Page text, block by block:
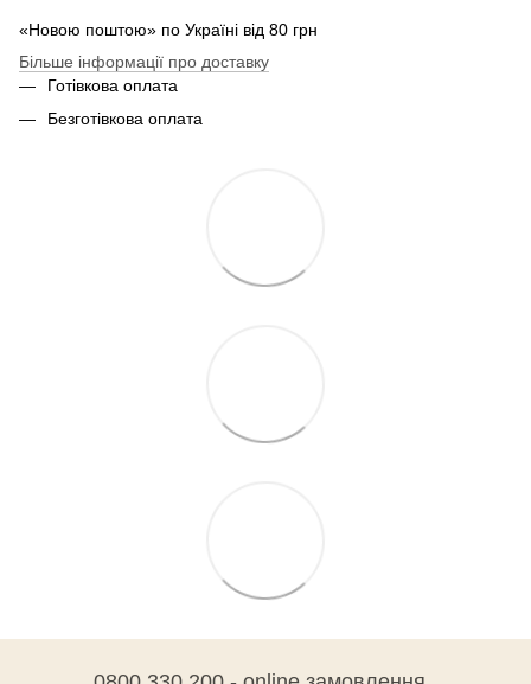
«Новою поштою» по Україні від 80 грн
Більше інформації про доставку
Готівкова оплата
Безготівкова оплата